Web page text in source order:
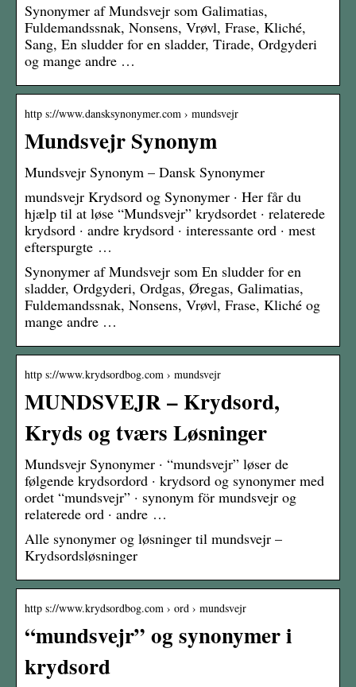
Synonymer af Mundsvejr som Galimatias,
Fuldemandssnak, Nonsens, Vrøvl, Frase, Kliché,
Sang, En sludder for en sladder, Tirade, Ordgyderi
og mange andre …
http s://www.dansksynonymer.com › mundsvejr
Mundsvejr Synonym
Mundsvejr Synonym – Dansk Synonymer
mundsvejr Krydsord og Synonymer · Her får du
hjælp til at løse “Mundsvejr” krydsordet · relaterede
krydsord · andre krydsord · interessante ord · mest
efterspurgte …
Synonymer af Mundsvejr som En sludder for en
sladder, Ordgyderi, Ordgas, Øregas, Galimatias,
Fuldemandssnak, Nonsens, Vrøvl, Frase, Kliché og
mange andre …
http s://www.krydsordbog.com › mundsvejr
MUNDSVEJR – Krydsord,
Kryds og tværs Løsninger
Mundsvejr Synonymer · “mundsvejr” løser de
følgende krydsordord · krydsord og synonymer med
ordet “mundsvejr” · synonym för mundsvejr og
relaterede ord · andre …
Alle synonymer og løsninger til mundsvejr –
Krydsordsløsninger
http s://www.krydsordbog.com › ord › mundsvejr
“mundsvejr” og synonymer i
krydsord